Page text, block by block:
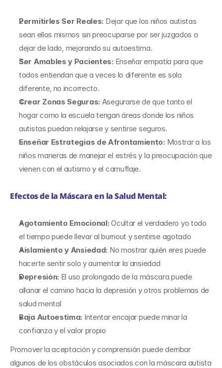
Permitirles Ser Reales: Dejar que los niños autistas
sean ellos mismos sin preocuparse por ser juzgados o
dejar de lado, mejorando su autoestima.
Ser Amables y Pacientes: Enseñar empatía para que
todos entiendan que a veces lo diferente es solo
diferente, no incorrecto.
Crear Zonas Seguras: Asegurarse de que tanto el
hogar como la escuela tengan áreas donde los niños
autistas puedan relajarse y sentirse seguros.
Enseñar Estrategias de Afrontamiento: Mostrar a los
niños maneras de manejar el estrés y la preocupación que
vienen con el autismo y el camuflaje.
Efectos de la Máscara en la Salud Mental:
Agotamiento Emocional: Ocultar el verdadero yo todo
el tiempo puede llevar al burnout y sentirse agotado
Aislamiento y Ansiedad: No mostrar quién eres puede
hacerte sentir solo y aumentar la ansiedad
Depresión: El uso prolongado de la máscara puede
allanar el camino hacia la depresión y otros problemas de
salud mental
Baja Autoestima: Intentar encajar puede minar la
confianza y el valor propio
Promover la aceptación y comprensión puede derribar
algunos de los obstáculos asociados con la máscara autista